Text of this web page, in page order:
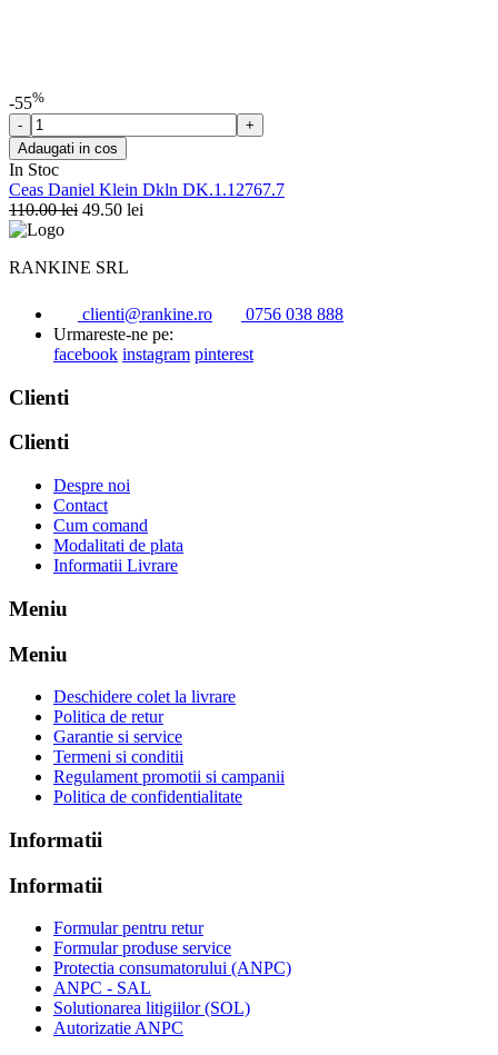
-55%
Adaugati in cos
In Stoc
Ceas Daniel Klein Dkln DK.1.12767.7
110.00 lei 49.50 lei
RANKINE SRL
clienti@rankine.ro
0756 038 888
Urmareste-ne pe:
facebook instagram pinterest
Clienti
Clienti
Despre noi
Contact
Cum comand
Modalitati de plata
Informatii Livrare
Meniu
Meniu
Deschidere colet la livrare
Politica de retur
Garantie si service
Termeni si conditii
Regulament promotii si campanii
Politica de confidentialitate
Informatii
Informatii
Formular pentru retur
Formular produse service
Protectia consumatorului (ANPC)
ANPC - SAL
Solutionarea litigiilor (SOL)
Autorizatie ANPC